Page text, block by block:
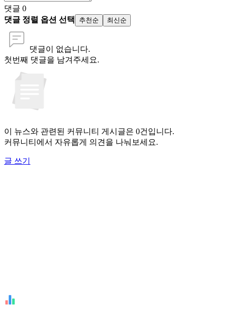
댓글 0
댓글 정렬 옵션 선택
추천순 최신순
댓글이 없습니다.
첫번째 댓글을 남겨주세요.
이 뉴스와 관련된 커뮤니티 게시글은 0건입니다.
커뮤니티에서 자유롭게 의견을 나눠보세요.
글 쓰기